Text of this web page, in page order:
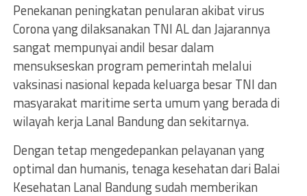
Penekanan peningkatan penularan akibat virus
Corona yang dilaksanakan TNI AL dan Jajarannya
sangat mempunyai andil besar dalam
mensukseskan program pemerintah melalui
vaksinasi nasional kepada keluarga besar TNI dan
masyarakat maritime serta umum yang berada di
wilayah kerja Lanal Bandung dan sekitarnya.
Dengan tetap mengedepankan pelayanan yang
optimal dan humanis, tenaga kesehatan dari Balai
Kesehatan Lanal Bandung sudah memberikan